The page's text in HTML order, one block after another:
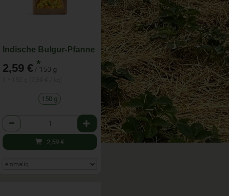
Indische Bulgur-Pfanne
2,59 € *
/ 150 g
150 g
Anzahl
2,59 €